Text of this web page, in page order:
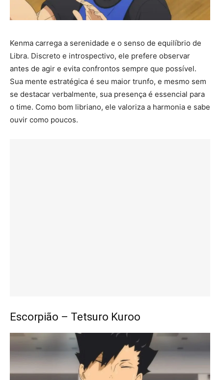
Kenma carrega a serenidade e o senso de equilíbrio de
Libra. Discreto e introspectivo, ele prefere observar
antes de agir e evita confrontos sempre que possível.
Sua mente estratégica é seu maior trunfo, e mesmo sem
se destacar verbalmente, sua presença é essencial para
o time. Como bom libriano, ele valoriza a harmonia e sabe
ouvir como poucos.
Escorpião – Tetsuro Kuroo